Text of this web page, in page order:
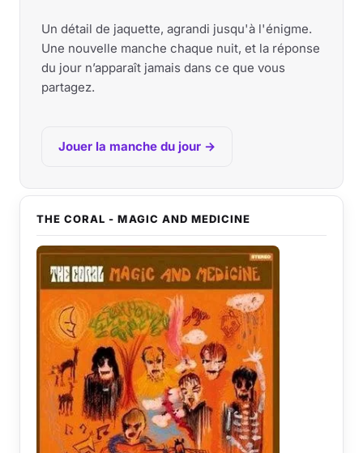
Un détail de jaquette, agrandi jusqu'à l'énigme.
Une nouvelle manche chaque nuit, et la réponse
du jour n’apparaît jamais dans ce que vous
partagez.
Jouer la manche du jour →
THE CORAL - MAGIC AND MEDICINE